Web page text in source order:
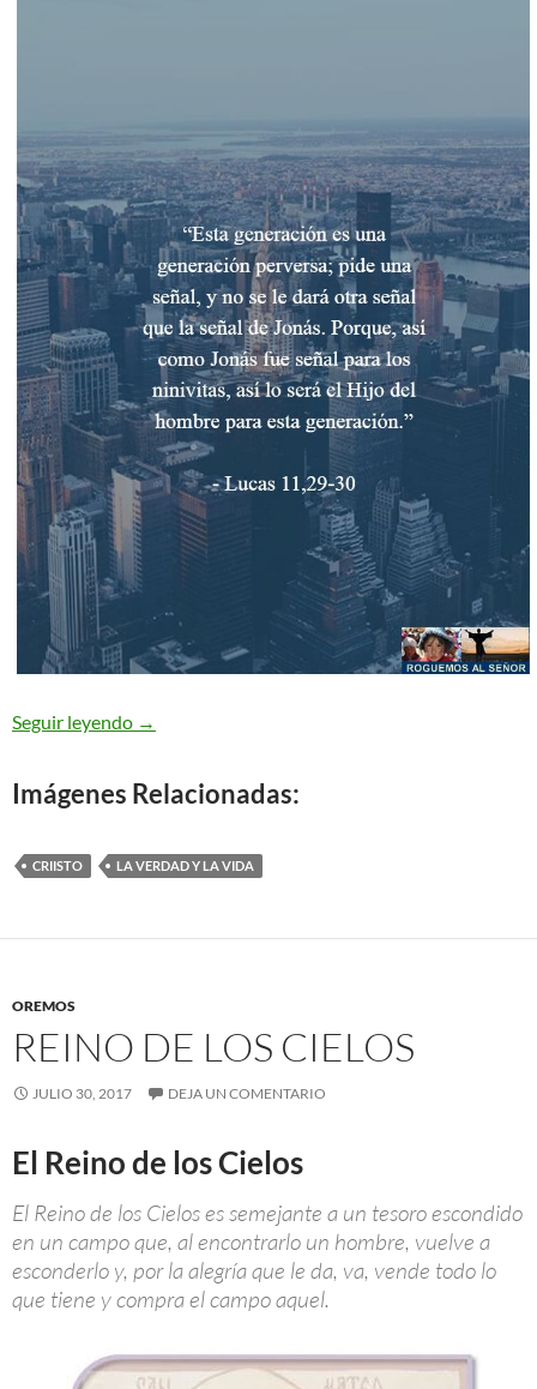
Seguir leyendo Lucas 11,29-32 Generación perversa
→
Imágenes Relacionadas:
CRIISTO LA VERDAD Y LA VIDA
OREMOS
REINO DE LOS CIELOS
JULIO 30, 2017 DEJA UN COMENTARIO
El Reino de los Cielos
El Reino de los Cielos es semejante a un tesoro escondido
en un campo que, al encontrarlo un hombre, vuelve a
esconderlo y, por la alegría que le da, va, vende todo lo
que tiene y compra el campo aquel.